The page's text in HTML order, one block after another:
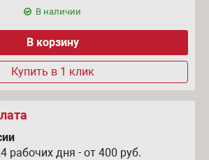
В наличии
Купить в 1 клик
рабочих дня - от 400 руб.